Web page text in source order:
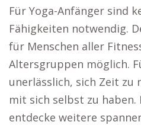
Für Yoga-Anfänger sind
Fähigkeiten notwendig.
für Menschen aller
Altersgruppen möglich.
unerlässlich, sich Zeit zu
mit sich selbst zu haben.
entdecke weitere